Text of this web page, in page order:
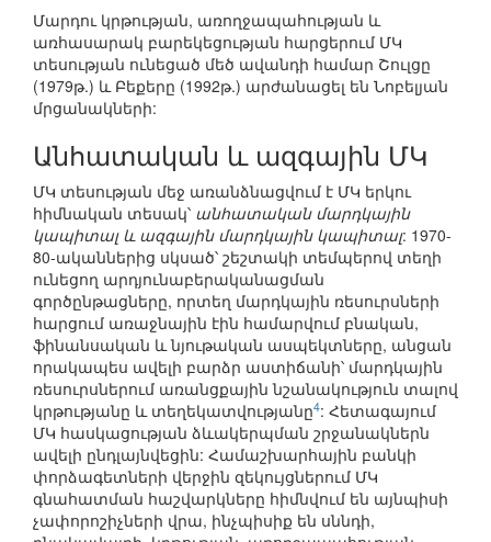
Մարդու կրթության, առողջապահության և
առհասարակ բարեկեցության հարցերում ՄԿ
տեսության ունեցած մեծ ավանդի համար Շուլցը
(1979թ.) և Բեքերը (1992թ.) արժանացել են Նոբելյան
մրցանակների:
Անհատական և ազգային ՄԿ
ՄԿ տեսության մեջ առանձնացվում է ՄԿ երկու
հիմնական տեսակ՝ անհատական մարդկային
կապիտալ և ազգային մարդկային կապիտալ: 1970-
80-ականներից սկսած՝ շեշտակի տեմպերով տեղի
ունեցող արդյունաբերականացման
գործընթացները, որտեղ մարդկային ռեսուրսների
հարցում առաջնային էին համարվում բնական,
ֆինանսական և նյութական ասպեկտները, անցան
որակապես ավելի բարձր աստիճանի՝ մարդկային
ռեսուրսներում առանցքային նշանակություն տալով
կրթությանը և տեղեկատվությանը4: Հետագայում
ՄԿ հասկացության ձևակերպման շրջանակներն
ավելի ընդլայնվեցին: Համաշխարհային բանկի
փորձագետների վերջին զեկույցներում ՄԿ
գնահատման հաշվարկները հիմնվում են այնպիսի
չափորոշիչների վրա, ինչպիսիք են սննդի,